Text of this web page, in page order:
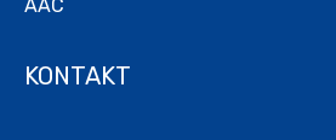
AAC
KONTAKT